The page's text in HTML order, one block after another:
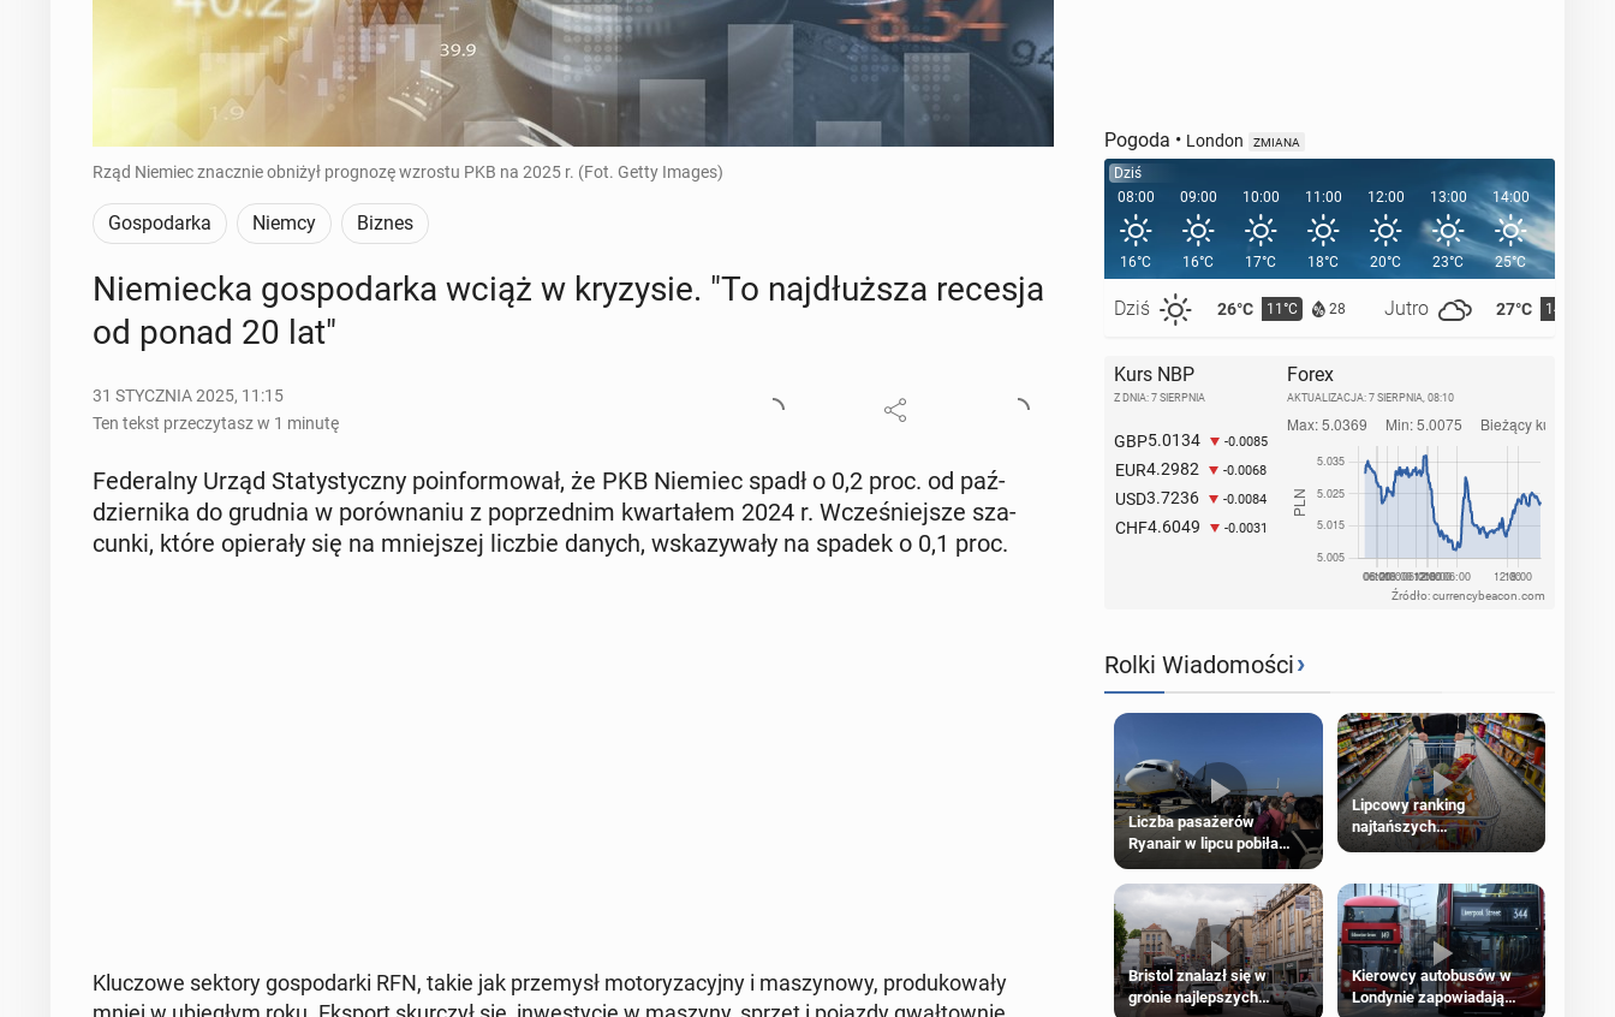
Rząd Niemiec znacznie obniżył prognozę wzrostu PKB na 2025 r. (Fot. Getty Images)
Gospodarka Niemcy Biznes
Nie­miec­ka go­spo­dar­ka wciąż w kry­zy­sie. "To naj­dłuż­sza recesja
od ponad 20 lat"
31 STYCZNIA 2025, 11:15
Ten tekst przeczytasz w 1 minutę
Fe­de­ral­ny Urząd Sta­ty­stycz­ny po­in­for­mo­wał, że PKB Niemiec spadł o 0,2 proc. od paź­
dzier­ni­ka do grudnia w po­rów­na­niu z po­przed­nim kwar­ta­łem 2024 r. Wcze­śniej­sze sza­
cun­ki, które opie­ra­ły się na mniej­szej liczbie danych, wska­zy­wa­ły na spadek o 0,1 proc.
Klu­czo­we sektory go­spo­dar­ki RFN, takie jak prze­mysł mo­to­ry­za­cyj­ny i ma­szy­no­wy, pro­du­ko­wa­ły
Pogoda • London ZMIANA
Dziś
08:00
16°C
Dziś 26°C 11°C 28 Jutro 27°C 14°C
09:00
16°C
10:00
17°C
11:00
18°C
12:00
20°C
13:00
23°C
14:00
25°C
15:00
Kurs NBP
Z DNIA: 7 SIERPNIA
GBP5.0134 -0.0085
EUR4.2982 -0.0068
USD3.7236 -0.0084
CHF4.6049 -0.0031
Forex
AKTUALIZACJA: 7 SIERPNIA, 08:10
Źródło: currencybeacon.com
Rolki Wiadomości›
Liczba pasażerów
Ryanair w lipcu pobiła
rekord
Lipcowy ranking
najtańszych
supermarketów
Bristol znalazł się w
gronie najlepszych
Kierowcy autobusów w
Londynie zapowiadają